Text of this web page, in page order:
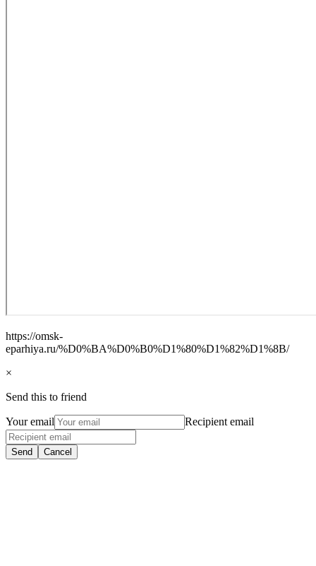
https://omsk-
eparhiya.ru/%D0%BA%D0%B0%D1%80%D1%82%D1%8B/
×
Send this to friend
Your email Recipient email
Send Cancel